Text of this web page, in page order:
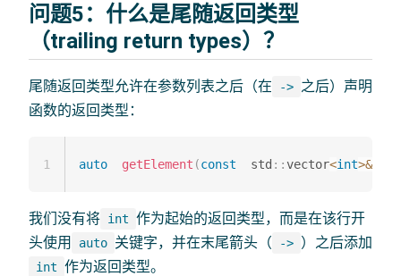
问题5：什么是尾随返回类型
（trailing return types）？
尾随返回类型允许在参数列表之后（在 -> 之后）声明
函数的返回类型：
auto getElement (const
  std
::vector<int>&
1
我们没有将 int 作为起始的返回类型，而是在该行开
头使用
auto 关键字，并在末尾箭头（ -> ）之后添加
int 作为返回类型。